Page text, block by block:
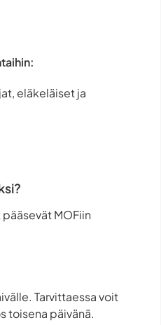
eläkeläiset ja
MOFiin
Tarvittaessa voit
toisena päivänä.